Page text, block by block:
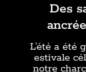
Des
L’été a été
estivale
notre